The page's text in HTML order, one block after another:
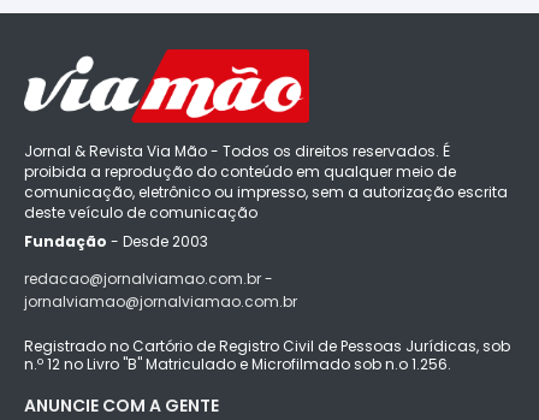
Jornal & Revista Via Mão - Todos os direitos reservados. É
proibida a reprodução do conteúdo em qualquer meio de
comunicação, eletrônico ou impresso, sem a autorização escrita
deste veículo de comunicação
Fundação - Desde 2003
redacao@jornalviamao.com.br -
jornalviamao@jornalviamao.com.br
Registrado no Cartório de Registro Civil de Pessoas Jurídicas, sob
n.º 12 no Livro "B" Matriculado e Microfilmado sob n.o 1.256.
ANUNCIE COM A GENTE